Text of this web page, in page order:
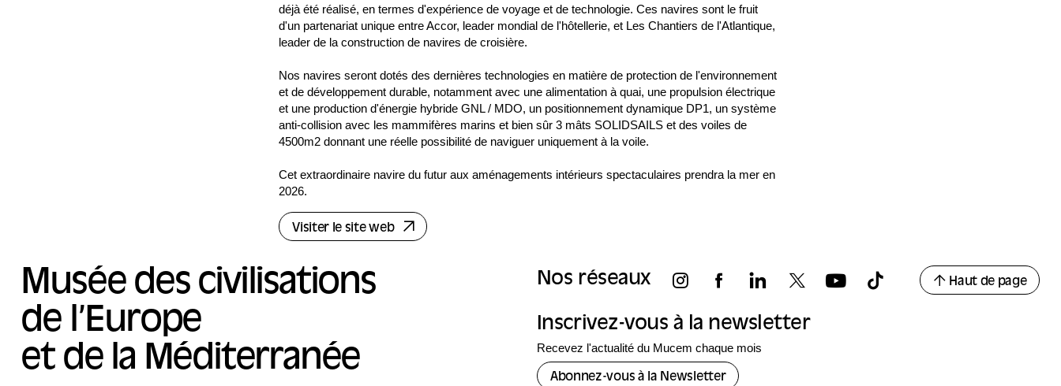
déjà été réalisé, en termes d'expérience de voyage et de technologie. Ces navires sont le fruit
d'un partenariat unique entre Accor, leader mondial de l'hôtellerie, et Les Chantiers de l'Atlantique,
leader de la construction de navires de croisière.
Nos navires seront dotés des dernières technologies en matière de protection de l'environnement
et de développement durable, notamment avec une alimentation à quai, une propulsion électrique
et une production d'énergie hybride GNL / MDO, un positionnement dynamique DP1, un système
anti-collision avec les mammifères marins et bien sûr 3 mâts SOLIDSAILS et des voiles de
4500m2 donnant une réelle possibilité de naviguer uniquement à la voile.
Cet extraordinaire navire du futur aux aménagements intérieurs spectaculaires prendra la mer en
2026.
Visiter le site web
Musée des civilisations
de l’Europe
et de la Méditerranée
Nos réseaux Haut de page
Inscrivez-vous à la newsletter
Recevez l'actualité du Mucem chaque mois
Abonnez-vous à la Newsletter